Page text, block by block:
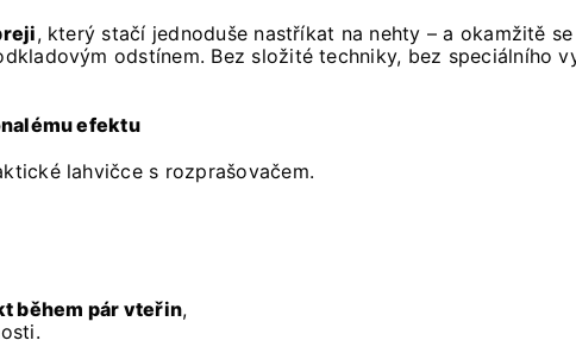
, který stačí jednoduše nastříkat na nehty – a okamžitě
odstínem. Bez složité techniky, bez speciálního
efektu
lahvičce s rozprašovačem.
během pár vteřin,